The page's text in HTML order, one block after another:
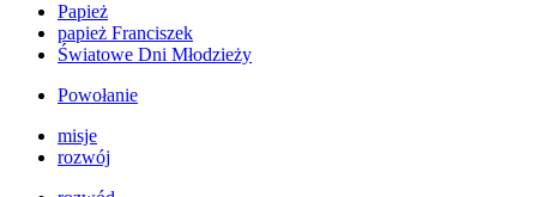
Papież
papież Franciszek
Światowe Dni Młodzieży
Powołanie
misje
rozwój